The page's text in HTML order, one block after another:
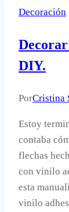
Decoración
DIY.
PorCristina
Estoy
contaba
flechas
con vinilo
esta
vinilo